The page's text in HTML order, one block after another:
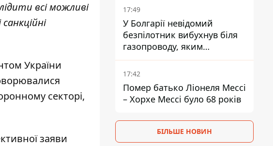
всі можливі
України
секторі,
заяви
17:49
У Болгарії невідомий
безпілотник вибухнув біля
газопроводу, яким
постачають газ до України
17:42
Помер батько Ліонеля Мессі
– Хорхе Мессі було 68 років
БІЛЬШЕ НОВИН